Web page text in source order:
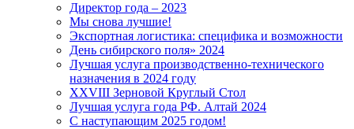
Директор года – 2023
Мы снова лучшие!
Экспортная логистика: специфика и возможности
День сибирского поля» 2024
Лучшая услуга производственно-технического
назначения в 2024 году
XXVIII Зерновой Круглый Стол
Лучшая услуга года РФ. Алтай 2024
С наступающим 2025 годом!